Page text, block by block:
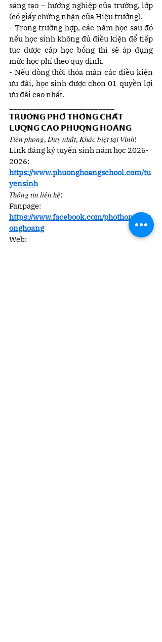
sáng tạo – hướng nghiệp của trường, lớp
(có giấy chứng nhận của Hiệu trưởng).
- Trong trường hợp, các năm học sau đó
nếu học sinh không đủ điều kiện để tiếp
tục được cấp học bổng thì sẽ áp dụng
mức học phí theo quy định.
- Nếu đồng thời thỏa mãn các điều kiện
ưu đãi, học sinh được chọn 01 quyền lợi
ưu đãi cao nhất.
𝗧𝗥𝗨̛𝗢̛̀𝗡𝗚 𝗣𝗛𝗢̂̉ 𝗧𝗛𝗢̂𝗡𝗚 𝗖𝗛𝗔̂́𝗧
𝗟𝗨̛𝗢̛̣𝗡𝗚 𝗖𝗔𝗢 𝗣𝗛𝗨̛𝗢̛̣𝗡𝗚 𝗛𝗢𝗔̀𝗡𝗚
𝑇𝑖𝑒̂𝑛 𝑝ℎ𝑜𝑛𝑔, 𝐷𝑢𝑦 𝑛ℎ𝑎̂́𝑡, 𝐾ℎ𝑎́𝑐 𝑏𝑖𝑒̣̂𝑡 𝑡𝑎̣𝑖 𝑉𝑖𝑛ℎ!
Link đăng ký tuyển sinh năm học 2025-
2026:
https://www.phuonghoangschool.com/tu
yensinh
𝑇ℎ𝑜̂𝑛𝑔 𝑡𝑖𝑛 𝑙𝑖𝑒̂𝑛 ℎ𝑒̣̂:
Fanpage:
https://www.facebook.com/phothongphu
onghoang
Web: